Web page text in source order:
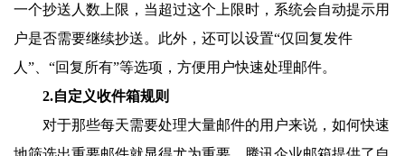
一个抄送人数上限，当超过这个上限时，系统会自动提示用
户是否需要继续抄送。此外，还可以设置“仅回复发件
人”、“回复所有”等选项，方便用户快速处理邮件。
2.自定义收件箱规则
对于那些每天需要处理大量邮件的用户来说，如何快速